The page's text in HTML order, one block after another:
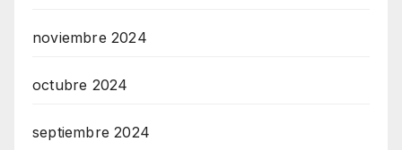
noviembre 2024
octubre 2024
septiembre 2024